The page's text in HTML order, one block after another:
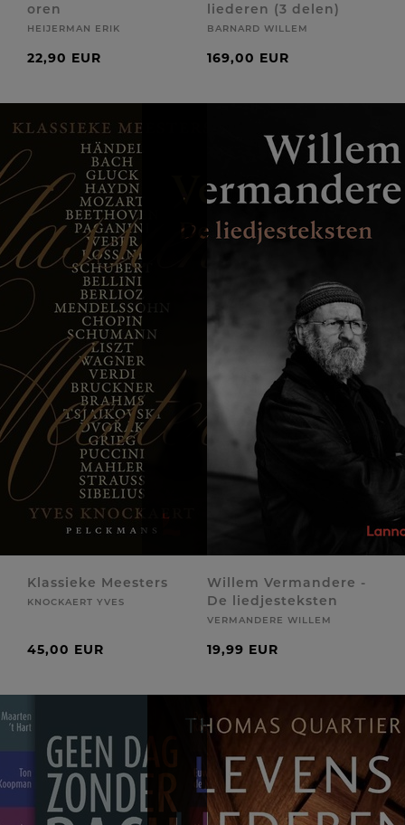
oren
HEIJERMAN ERIK
22,90 EUR
liederen (3 delen)
BARNARD WILLEM
169,00 EUR
Klassieke Meesters
KNOCKAERT YVES
45,00 EUR
Willem Vermandere -
De liedjesteksten
VERMANDERE WILLEM
19,99 EUR